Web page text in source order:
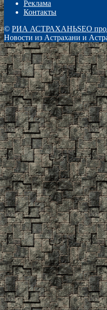
Реклама
Контакты
© РИА АСТРАХАНЬSEO
Новости из Астрахани и